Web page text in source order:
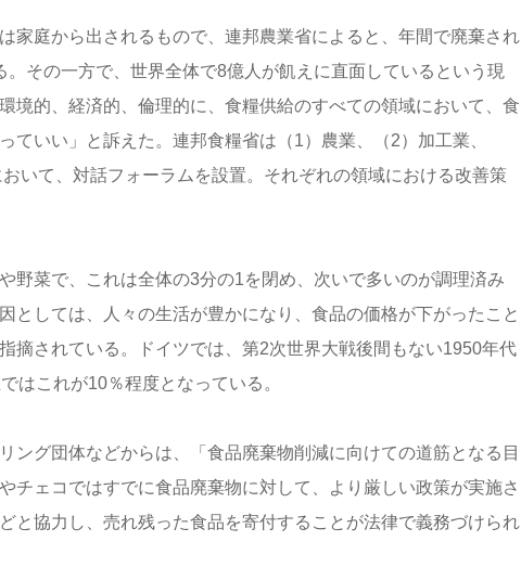
家庭から出されるもので、連邦農業省によると、年間で廃棄され
その一方で、世界全体で8億人が飢えに直面しているという現
境的、経済的、倫理的に、食糧供給のすべての領域において、食
いい」と訴えた。連邦食糧省は（1）農業、（2）加工業、
いて、対話フォーラムを設置。それぞれの領域における改善策
野菜で、これは全体の3分の1を閉め、次いで多いのが調理済み
としては、人々の生活が豊かになり、食品の価格が下がったこと
摘されている。ドイツでは、第2次世界大戦後間もない1950年代
はこれが10％程度となっている。
ング団体などからは、「食品廃棄物削減に向けての道筋となる目
チェコではすでに食品廃棄物に対して、より厳しい政策が実施さ
と協力し、売れ残った食品を寄付することが法律で義務づけられ